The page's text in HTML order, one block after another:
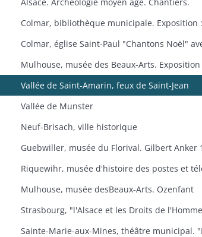
Mulhouse, musée des Beaux-Arts. Exposition
Vallée de Saint-Amarin, feux de Saint-Jean
Vallée de Munster
Neuf-Brisach, ville historique
Guebwiller, musée du Florival. Gilbert Anker
Mulhouse, musée desBeaux-Arts. Ozenfant
Strasbourg, "l'Alsace et les Droits de